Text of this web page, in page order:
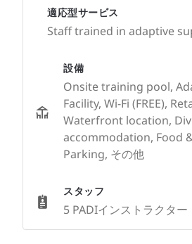
適応型サービス
Staff trained in adaptive
設備
Onsite training pool,
Facility, Wi-Fi (FREE),
Waterfront location,
accommodation, Food
Parking, その他
スタッフ
5 PADIインストラクター